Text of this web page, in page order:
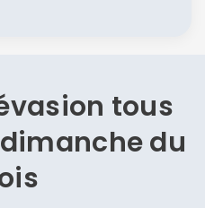
tous
du